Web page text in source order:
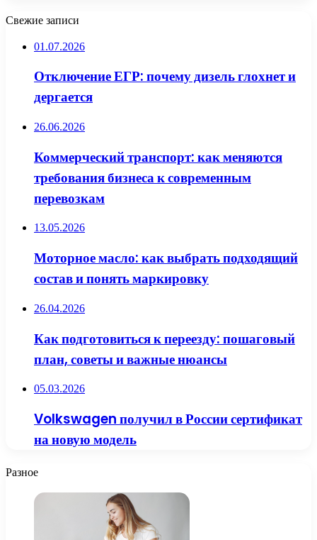
Свежие записи
01.07.2026
Отключение ЕГР: почему дизель глохнет и
дергается
26.06.2026
Коммерческий транспорт: как меняются
требования бизнеса к современным
перевозкам
13.05.2026
Моторное масло: как выбрать подходящий
состав и понять маркировку
26.04.2026
Как подготовиться к переезду: пошаговый
план, советы и важные нюансы
05.03.2026
Volkswagen получил в России сертификат
на новую модель
Разное